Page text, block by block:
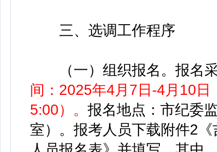
三、选调工作程序
（一）组织报名。报名采
间：2025年4月7日-4月10
5:00）。 报名地点：市纪委
室）。报考人员下载附件2